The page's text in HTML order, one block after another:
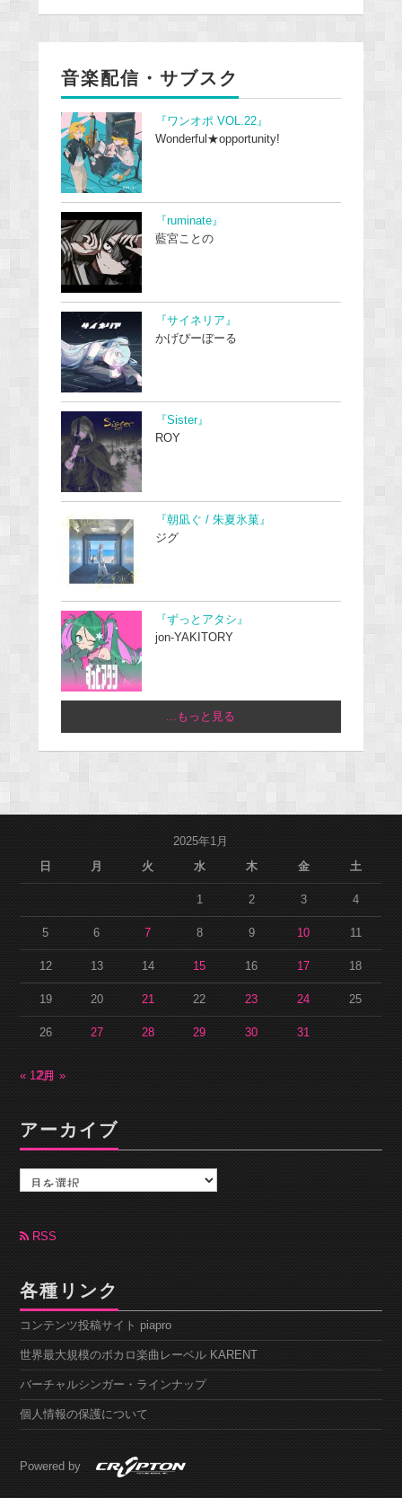
音楽配信・サブスク
『ワンオポ VOL.22』
Wonderful★opportunity!
『ruminate』
藍宮ことの
『サイネリア』
かげぴーぼーる
『Sister』
ROY
『朝凪ぐ / 朱夏氷菓』
ジグ
『ずっとアタシ』
jon-YAKITORY
...もっと見る
2025年1月
日
月 火 水 木 金 土
1 2 3 4
5 6 7 8 9 10 11
12 13 14 15 16 17 18
19 20 21 22 23 24 25
26 27 28 29 30 31
« 12月2月 »
アーカイブ
カ
ブ RSS
各種リンク
コンテンツ投稿サイト piapro
世界最大規模のボカロ楽曲レーベル KARENT
バーチャルシンガー・ラインナップ
個人情報の保護について
Powered by